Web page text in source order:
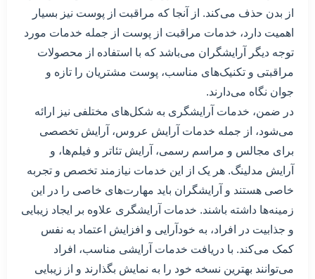
از بدن حذف می‌کند. از آنجا که مراقبت از پوست نیز بسیار
اهمیت دارد، خدمات مراقبت از پوست از جمله خدمات مورد
توجه دیگر آرایشگران می‌باشد که با استفاده از محصولات
مراقبتی و تکنیک‌های مناسب، پوست مشتریان را تازه و
جوان نگاه می‌دارند.
در ضمن، خدمات آرایشگری به شکل‌های مختلفی نیز ارائه
می‌شود، از جمله خدمات آرایش عروس، آرایش تخصصی
برای مجالس و مراسم رسمی، آرایش تئاتر و فیلم‌ها، و
آرایش مدلینگ. هر یک از این خدمات نیازمند تخصص و تجربه
خاصی هستند و آرایشگران باید مهارت‌های خاصی را در این
زمینه‌ها داشته باشند. خدمات آرایشگری علاوه بر ایجاد زیبایی
و جذابیت در افراد، به خودآرایی و افزایش اعتماد به نفس
کمک می‌کند. با دریافت خدمات آرایشی مناسب، افراد
می‌توانند بهترین نسخه خود را به نمایش بگذارند و از زیبایی